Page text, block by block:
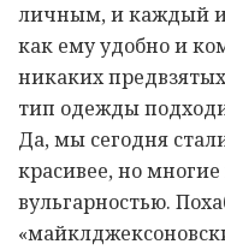
личным, и каждый
как ему удобно и
никаких
тип одежды
Да, мы сегодня
красивее, но
вульгарностью.